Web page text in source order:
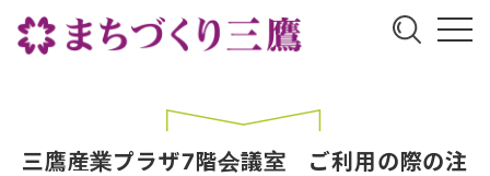
三鷹産業プラザ7階会議室 ご利用の際の注